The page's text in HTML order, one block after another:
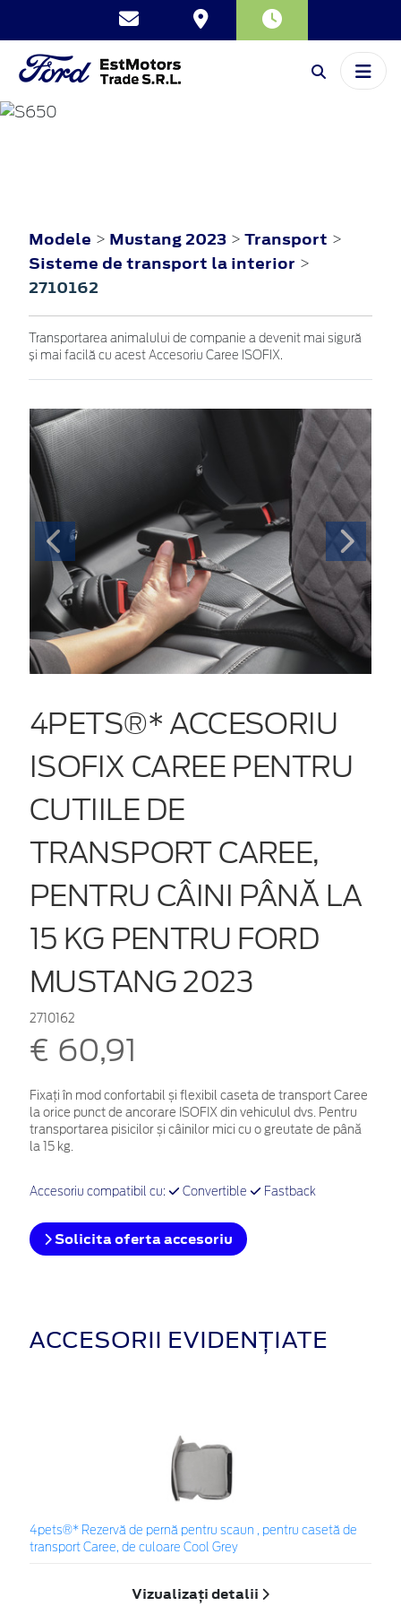
Modele > Mustang 2023 > Transport >
Sisteme de transport la interior >
2710162
Transportarea animalului de companie a devenit mai sigură
și mai facilă cu acest Accesoriu Caree ISOFIX.
4PETS®* ACCESORIU
ISOFIX CAREE PENTRU
CUTIILE DE
TRANSPORT CAREE,
PENTRU CÂINI PÂNĂ LA
15 KG PENTRU FORD
MUSTANG 2023
2710162
€ 60,91
Fixați în mod confortabil și flexibil caseta de transport Caree
la orice punct de ancorare ISOFIX din vehiculul dvs. Pentru
transportarea pisicilor și câinilor mici cu o greutate de până
la 15 kg.
Accesoriu compatibil cu: Convertible Fastback
Solicita oferta accesoriu
ACCESORII EVIDENȚIATE
4pets®* Rezervă de pernă pentru scaun , pentru casetă de
transport Caree, de culoare Cool Grey
Vizualizați detalii